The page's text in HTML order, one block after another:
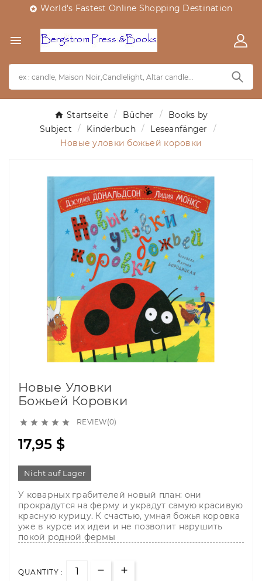
 World's Fastest Online Shopping Destination

Startseite Bücher
Books by
Subject
Kinderbuch
Leseanfänger
Новые уловки божьей коровки
Новые Уловки
Божьей Коровки
     REVIEW(0)
17,95 $
Nicht auf Lager
У коварных грабителей новый план: они
прокрадутся на ферму и украдут самую красивую
красную курицу. К счастью, умная божья коровка
уже в курсе их идеи и не позволит нарушить
покой родной фермы
QUANTITY :